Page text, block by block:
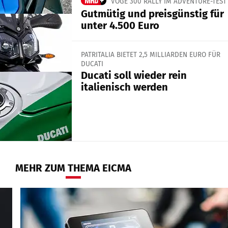
Gutmütig und preisgünstig für
unter 4.500 Euro
PATRITALIA BIETET 2,5 MILLIARDEN EURO FÜR
DUCATI
Ducati soll wieder rein
italienisch werden
MEHR ZUM THEMA EICMA